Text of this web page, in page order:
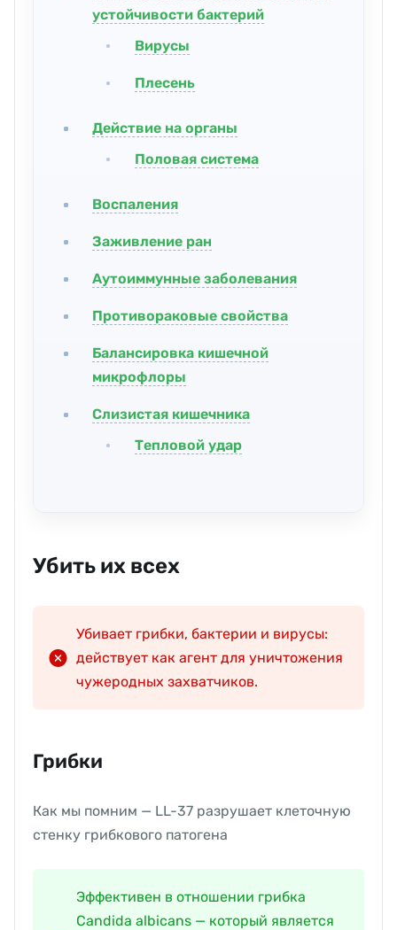
устойчивости бактерий
Вирусы
Плесень
Действие на органы
Половая система
Воспаления
Заживление ран
Аутоиммунные заболевания
Противораковые свойства
Балансировка кишечной
микрофлоры
Слизистая кишечника
Тепловой удар
Убить их всех
Убивает грибки, бактерии и вирусы:
действует как агент для уничтожения
чужеродных захватчиков.
Грибки
Как мы помним — LL-37 разрушает клеточную
стенку грибкового патогена
Эффективен в отношении грибка
Candida albicans — который является